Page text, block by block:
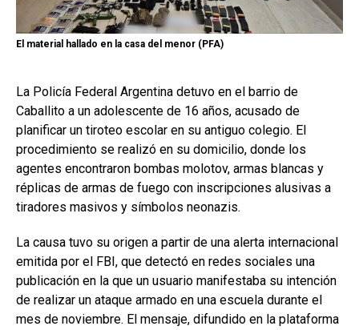
El material hallado en la casa del menor (PFA)
La Policía Federal Argentina detuvo en el barrio de
Caballito a un adolescente de 16 años, acusado de
planificar un tiroteo escolar en su antiguo colegio. El
procedimiento se realizó en su domicilio, donde los
agentes encontraron bombas molotov, armas blancas y
réplicas de armas de fuego con inscripciones alusivas a
tiradores masivos y símbolos neonazis.
La causa tuvo su origen a partir de una alerta internacional
emitida por el FBI, que detectó en redes sociales una
publicación en la que un usuario manifestaba su intención
de realizar un ataque armado en una escuela durante el
mes de noviembre. El mensaje, difundido en la plataforma